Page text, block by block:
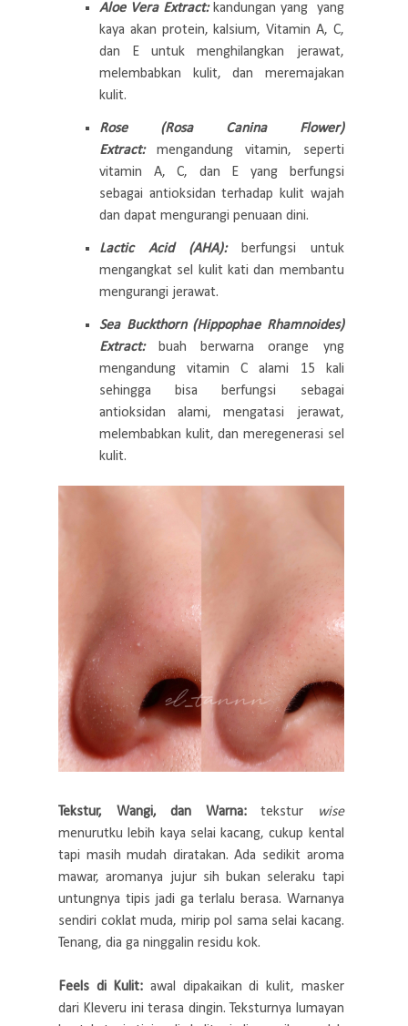
Aloe Vera Extract: kandungan yang yang
kaya akan protein, kalsium, Vitamin A, C,
dan E untuk menghilangkan jerawat,
melembabkan kulit, dan meremajakan
kulit.
Rose (Rosa Canina Flower)
Extract: mengandung vitamin, seperti
vitamin A, C, dan E yang berfungsi
sebagai antioksidan terhadap kulit wajah
dan dapat mengurangi penuaan dini.
Lactic Acid (AHA):berfungsi untuk
mengangkat sel kulit kati dan membantu
mengurangi jerawat.
Sea Buckthorn (Hippophae Rhamnoides)
Extract:buah berwarna orange yng
mengandung vitamin C alami 15 kali
sehingga bisa berfungsi sebagai
antioksidan alami, mengatasi jerawat,
melembabkan kulit, dan meregenerasi sel
kulit.
Tekstur, Wangi, dan Warna:tekstur
wise
menurutku lebih kaya selai kacang, cukup kental
tapi masih mudah diratakan. Ada sedikit aroma
mawar, aromanya jujur sih bukan seleraku tapi
untungnya tipis jadi ga terlalu berasa. Warnanya
sendiri coklat muda, mirip pol sama selai kacang.
Tenang, dia ga ninggalin residu kok.
Feels di Kulit: awal dipakaikan di kulit, masker
dari Kleveru ini terasa dingin. Teksturnya lumayan